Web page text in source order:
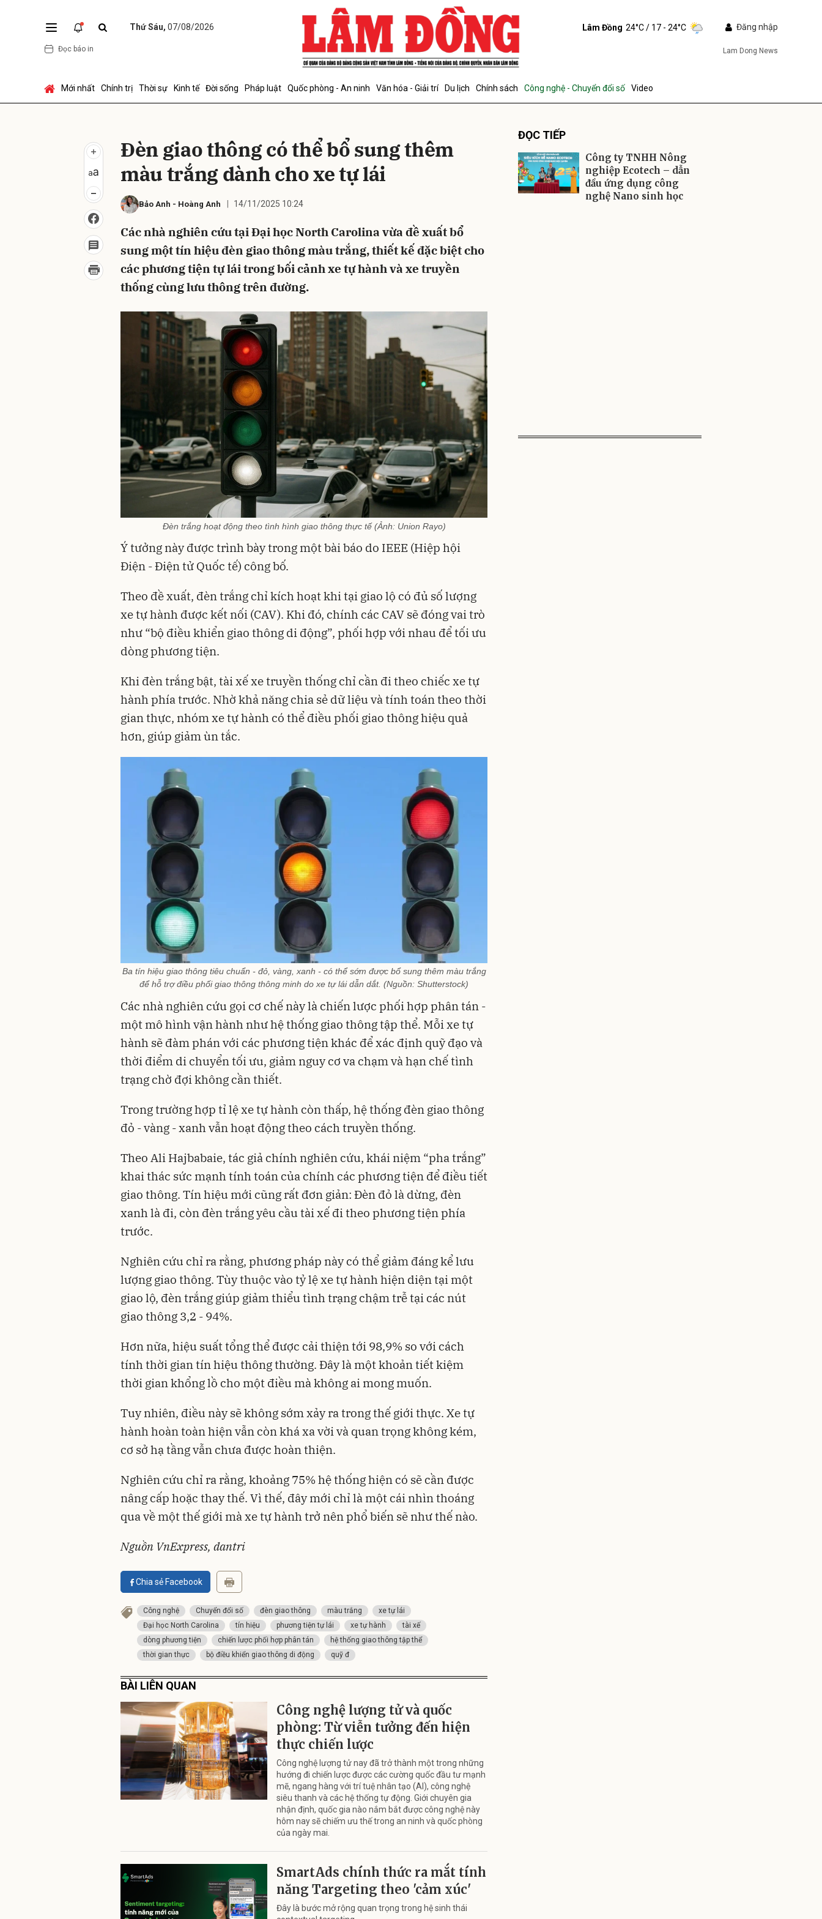
Thứ Sáu, 07/08/2026
Đọc báo in
Lâm Đồng 24°C/ 17 - 24°C Đăng nhập
Lam Dong News
Mới nhất Chính trị Thời sự Kinh tế Đời sống Pháp luật Quốc phòng - An ninh Văn hóa - Giải trí Du lịch Chính sách Công nghệ - Chuyển đổi số Video
Đèn giao thông có thể bổ sung thêm
màu trắng dành cho xe tự lái
Bảo Anh - Hoàng Anh 14/11/2025 10:24
Các nhà nghiên cứu tại Đại học North Carolina vừa đề xuất bổ
sung một tín hiệu đèn giao thông màu trắng, thiết kế đặc biệt cho
các phương tiện tự lái trong bối cảnh xe tự hành và xe truyền
thống cùng lưu thông trên đường.
Đèn trắng hoạt động theo tình hình giao thông thực tế (Ảnh: Union Rayo)
Ý tưởng này được trình bày trong một bài báo do IEEE (Hiệp hội
Điện - Điện tử Quốc tế) công bố.
Theo đề xuất, đèn trắng chỉ kích hoạt khi tại giao lộ có đủ số lượng
xe tự hành được kết nối (CAV). Khi đó, chính các CAV sẽ đóng vai trò
như “bộ điều khiển giao thông di động”, phối hợp với nhau để tối ưu
dòng phương tiện.
Khi đèn trắng bật, tài xế xe truyền thống chỉ cần đi theo chiếc xe tự
hành phía trước. Nhờ khả năng chia sẻ dữ liệu và tính toán theo thời
gian thực, nhóm xe tự hành có thể điều phối giao thông hiệu quả
hơn, giúp giảm ùn tắc.
Ba tín hiệu giao thông tiêu chuẩn - đỏ, vàng, xanh - có thể sớm được bổ sung thêm màu trắng
để hỗ trợ điều phối giao thông thông minh do xe tự lái dẫn dắt. (Nguồn: Shutterstock)
Các nhà nghiên cứu gọi cơ chế này là chiến lược phối hợp phân tán -
một mô hình vận hành như hệ thống giao thông tập thể. Mỗi xe tự
hành sẽ đàm phán với các phương tiện khác để xác định quỹ đạo và
thời điểm di chuyển tối ưu, giảm nguy cơ va chạm và hạn chế tình
trạng chờ đợi không cần thiết.
Trong trường hợp tỉ lệ xe tự hành còn thấp, hệ thống đèn giao thông
đỏ - vàng - xanh vẫn hoạt động theo cách truyền thống.
Theo Ali Hajbabaie, tác giả chính nghiên cứu, khái niệm “pha trắng”
khai thác sức mạnh tính toán của chính các phương tiện để điều tiết
giao thông. Tín hiệu mới cũng rất đơn giản: Đèn đỏ là dừng, đèn
xanh là đi, còn đèn trắng yêu cầu tài xế đi theo phương tiện phía
trước.
Nghiên cứu chỉ ra rằng, phương pháp này có thể giảm đáng kể lưu
lượng giao thông. Tùy thuộc vào tỷ lệ xe tự hành hiện diện tại một
giao lộ, đèn trắng giúp giảm thiểu tình trạng chậm trễ tại các nút
giao thông 3,2 - 94%.
Hơn nữa, hiệu suất tổng thể được cải thiện tới 98,9% so với cách
tính thời gian tín hiệu thông thường. Đây là một khoản tiết kiệm
thời gian khổng lồ cho một điều mà không ai mong muốn.
Tuy nhiên, điều này sẽ không sớm xảy ra trong thế giới thực. Xe tự
hành hoàn toàn hiện vẫn còn khá xa vời và quan trọng không kém,
cơ sở hạ tầng vẫn chưa được hoàn thiện.
Nghiên cứu chỉ ra rằng, khoảng 75% hệ thống hiện có sẽ cần được
nâng cấp hoặc thay thế. Vì thế, đây mới chỉ là một cái nhìn thoáng
qua về một thế giới mà xe tự hành trở nên phổ biến sẽ như thế nào.
Nguồn VnExpress, dantri
Chia sẻ Facebook
Công nghệ Chuyển đổi số đèn giao thông màu trắng
xe tự lái
Đại học North Carolina
tín hiệu phương tiện tự lái xe tự hành
tài xế
dòng phương tiện
chiến lược phối hợp phân tán
hệ thống giao thông tập thể
thời gian thực
bộ điều khiển giao thông di động quỹ đ
BÀI LIÊN QUAN
Công nghệ lượng tử và quốc
phòng: Từ viễn tưởng đến hiện
thực chiến lược
Công nghệ lượng tử nay đã trở thành một trong những
hướng đi chiến lược được các cường quốc đầu tư mạnh
mẽ, ngang hàng với trí tuệ nhân tạo (AI), công nghệ
siêu thanh và các hệ thống tự động. Giới chuyên gia
nhận định, quốc gia nào nắm bắt được công nghệ này
hôm nay sẽ chiếm ưu thế trong an ninh và quốc phòng
của ngày mai.
SmartAds chính thức ra mắt tính
năng Targeting theo 'cảm xúc'
Đây là bước mở rộng quan trọng trong hệ sinh thái
ĐỌC TIẾP
Công ty TNHH Nông
nghiệp Ecotech – dẫn
đầu ứng dụng công
nghệ Nano sinh học
Gửi bình luận